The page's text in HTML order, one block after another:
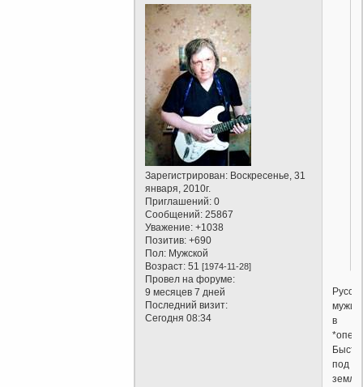
Зарегистрирован: Воскресенье, 31
января, 2010г.
Приглашений: 0
Сообщений: 25867
Уважение: +1038
Позитив: +690
Пол: Мужской
Возраст: 51[1974-11-28]
Провел на форуме:
9 месяцев 7 дней
Последний визит:
Сегодня 08:34
в
*опе.
под
землю